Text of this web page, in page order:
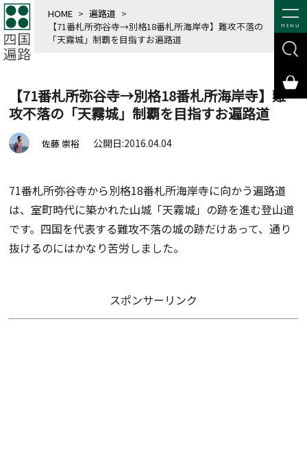
MENU
HOME > 遍路道 >
【71番札所弥谷寺→別格18番札所海岸寺】難攻不落の
「天霧城」制覇を目指すお遍路道
【71番札所弥谷寺→別格18番札所海岸寺】難
攻不落の「天霧城」制覇を目指すお遍路道
佐藤 崇裕 公開日:2016.04.04
71番札所弥谷寺から別格18番札所海岸寺に向かう遍路道
は、室町時代に築かれた山城「天霧城」の跡を進む登山道
です。四国を代表する難攻不落の城の跡だけあって、通り
抜けるのにはかなり苦労しました。
スポンサーリンク